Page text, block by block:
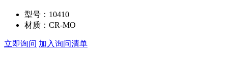
型号： 10410
材质： CR-MO
立即询问 加入询问清单